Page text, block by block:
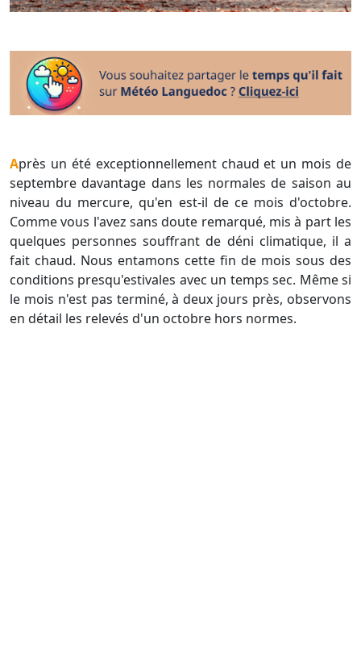
Après un été exceptionnellement chaud et un mois de
septembre davantage dans les normales de saison au
niveau du mercure, qu'en est-il de ce mois d'octobre.
Comme vous l'avez sans doute remarqué, mis à part les
quelques personnes souffrant de déni climatique, il a
fait chaud. Nous entamons cette fin de mois sous des
conditions presqu'estivales avec un temps sec. Même si
le mois n'est pas terminé, à deux jours près, observons
en détail les relevés d'un octobre hors normes.